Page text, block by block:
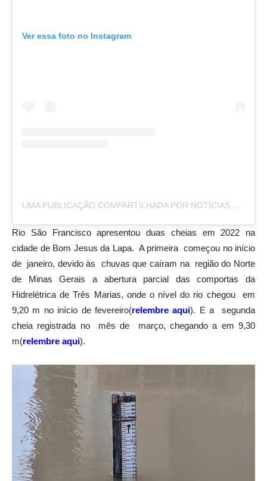
Ver essa foto no Instagram
UMA PUBLICAÇÃO COMPARTILHADA POR NOTÍCIAS DA LAPA (@NOTICIASDALAPA)
Rio São Francisco apresentou duas cheias em 2022 na
cidade de Bom Jesus da Lapa. A primeira começou no início
de janeiro, devido às chuvas que caíram na região do Norte
de Minas Gerais a abertura parcial das comportas da
Hidrelétrica de Três Marias, onde o nível do rio chegou em
9,20 m no início de fevereiro(relembre aqui). E a segunda
cheia registrada no mês de março, chegando a em 9,30
m(relembre aqui).